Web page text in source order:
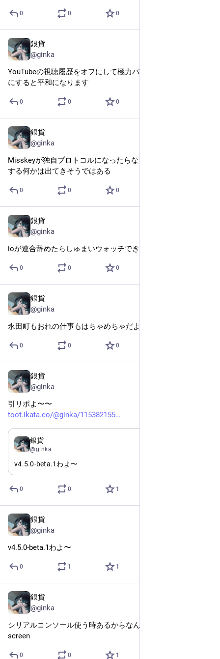
0 0 0
銀貨
@ginka
YouTubeの視聴履歴をオフにして極力パーソナライズをオフ
にすると平和になります
0 0 0
銀貨
@ginka
Misskeyが独自プロトコルになったらなったでAPにブリッジ
する何かは出てきそうではある
0 0 0
銀貨
@ginka
ioが連合辞めたらしゅまいウォッチできなくて悲しい
0 0 0
銀貨
@ginka
永田町もおれの仕事もはちゃめちゃだよ
0 0 0
銀貨
@ginka
引リポよ〜〜
toot.ikata.co/@ginka/115382155
銀貨
@ginka
v4.5.0-beta.1わよ〜
0 0 1
銀貨
@ginka
v4.5.0-beta.1わよ〜
0 1 1
銀貨
@ginka
シリアルコンソール使う時あるからなんやかんやで GNU
screen
0 0 1